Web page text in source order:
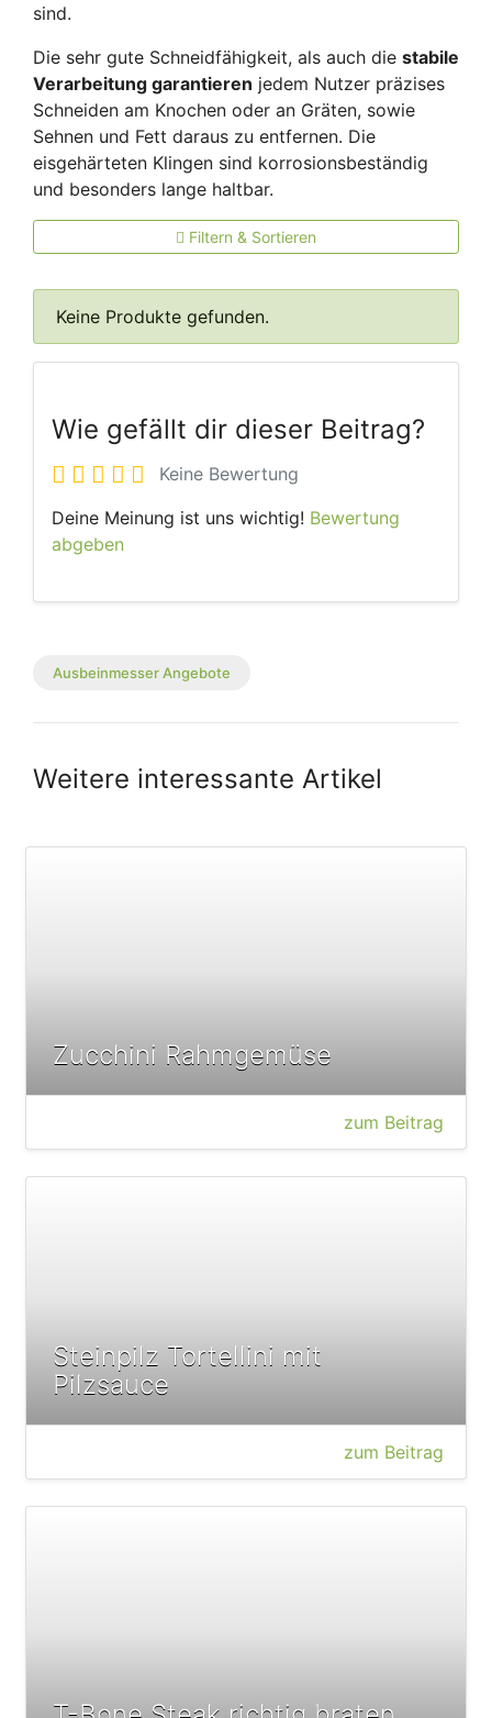
sind.
Die sehr gute Schneidfähigkeit, als auch die stabile
Verarbeitung garantieren jedem Nutzer präzises
Schneiden am Knochen oder an Gräten, sowie
Sehnen und Fett daraus zu entfernen. Die
eisgehärteten Klingen sind korrosionsbeständig
und besonders lange haltbar.
Filtern & Sortieren
Keine Produkte gefunden.
Wie gefällt dir dieser Beitrag?
Keine Bewertung
Deine Meinung ist uns wichtig! Bewertung
abgeben
Ausbeinmesser Angebote
Weitere interessante Artikel
Zucchini Rahmgemüse
zum Beitrag
Steinpilz Tortellini mit
Pilzsauce
zum Beitrag